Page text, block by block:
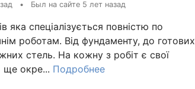
• Был на сайте 5 лет назад
яка спеціалізується повністю по
роботам. Від фундаменту, до готових
стель. На кожну з робіт є свої
ще окре... Подробнее